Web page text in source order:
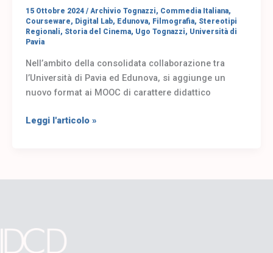
15 Ottobre 2024 / Archivio Tognazzi, Commedia Italiana,
Courseware, Digital Lab, Edunova, Filmografia, Stereotipi
Regionali, Storia del Cinema, Ugo Tognazzi, Università di
Pavia
Nell’ambito della consolidata collaborazione tra
l’Università di Pavia ed Edunova, si aggiunge un
nuovo format ai MOOC di carattere didattico
Leggi l'articolo »